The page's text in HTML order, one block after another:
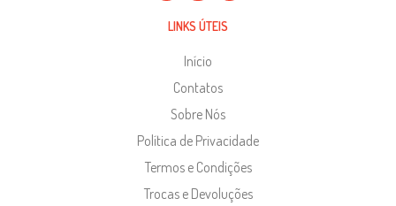
LINKS ÚTEIS
Início
Contatos
Sobre Nós
Política de Privacidade
Termos e Condições
Trocas e Devoluções